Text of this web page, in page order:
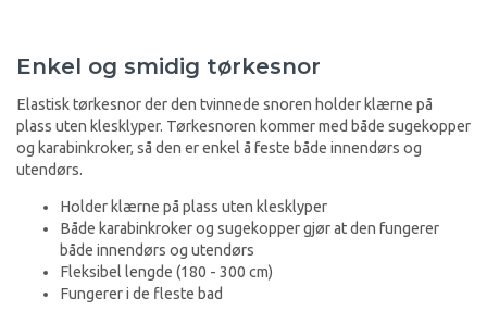
Enkel og smidig tørkesnor
Elastisk tørkesnor der den tvinnede snoren holder klærne på
plass uten klesklyper. Tørkesnoren kommer med både sugekopper
og karabinkroker, så den er enkel å feste både innendørs og
utendørs.
Holder klærne på plass uten klesklyper
Både karabinkroker og sugekopper gjør at den fungerer
både innendørs og utendørs
Fleksibel lengde (180 - 300 cm)
Fungerer i de fleste bad